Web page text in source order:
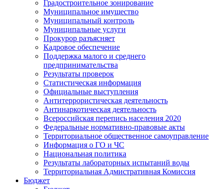
Градостроительное зонирование
Муниципальное имущество
Муниципальный контроль
Муниципальные услуги
Прокурор разъясняет
Кадровое обеспечение
Поддержка малого и среднего
предпринимательства
Результаты проверок
Статистическая информация
Официальные выступления
Антитеррористическая деятельность
Антинаркотическая деятельность
Всероссийская перепись населения 2020
Федеральные нормативно-правовые акты
Территориальное общественное самоуправление
Информация о ГО и ЧС
Национальная политика
Результаты лабораторных испытаний воды
Территориальная Адмистративная Комиссия
Бюджет